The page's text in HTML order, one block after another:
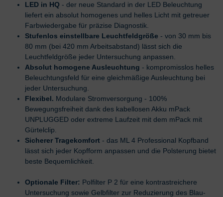
LED in HQ - der neue Standard in der LED Beleuchtung
liefert ein absolut homogenes und helles Licht mit getreuer
Farbwiedergabe für präzise Diagnostik.
Stufenlos einstellbare Leuchtfeldgröße - von 30 mm bis
80 mm (bei 420 mm Arbeitsabstand) lässt sich die
Leuchtfeldgröße jeder Untersuchung anpassen.
Absolut homogene Ausleuchtung - kompromisslos helles
Beleuchtungsfeld für eine gleichmäßige Ausleuchtung bei
jeder Untersuchung.
Flexibel. Modulare Stromversorgung - 100%
Bewegungsfreiheit dank des kabellosen Akku mPack
UNPLUGGED oder extreme Laufzeit mit dem mPack mit
Gürtelclip.
Sicherer Tragekomfort - das ML 4 Professional Kopfband
lässt sich jeder Kopfform anpassen und die Polsterung bietet
beste Bequemlichkeit.
Optionale Filter: Polfilter P 2 für eine kontrastreichere
Untersuchung sowie Gelbfilter zur Reduzierung des Blau-